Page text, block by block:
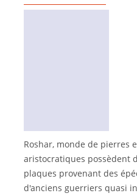
Roshar, monde de pierres
aristocratiques possèdent
plaques provenant des
d'anciens guerriers quasi